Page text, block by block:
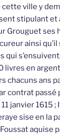
ville y
stipulant et
Grouguet ses
ainsi qu’il
qui
livres en
chacuns ans
contrat passé
janvier 1615 ;
sise en la
aquise